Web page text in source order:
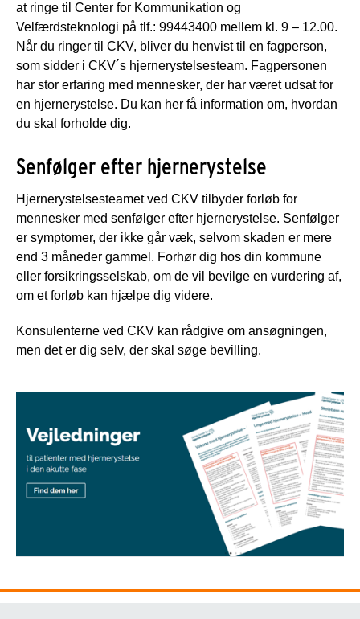
at ringe til Center for Kommunikation og
Velfærdsteknologi på tlf.: 99443400 mellem kl. 9 – 12.00.
Når du ringer til CKV, bliver du henvist til en fagperson,
som sidder i CKV´s hjernerystelsesteam. Fagpersonen
har stor erfaring med mennesker, der har været udsat for
en hjernerystelse. Du kan her få information om, hvordan
du skal forholde dig.
Senfølger efter hjernerystelse
Hjernerystelsesteamet ved CKV tilbyder forløb for
mennesker med senfølger efter hjernerystelse. Senfølger
er symptomer, der ikke går væk, selvom skaden er mere
end 3 måneder gammel. Forhør dig hos din kommune
eller forsikringsselskab, om de vil bevilge en vurdering af,
om et forløb kan hjælpe dig videre.
Konsulenterne ved CKV kan rådgive om ansøgningen,
men det er dig selv, der skal søge bevilling.